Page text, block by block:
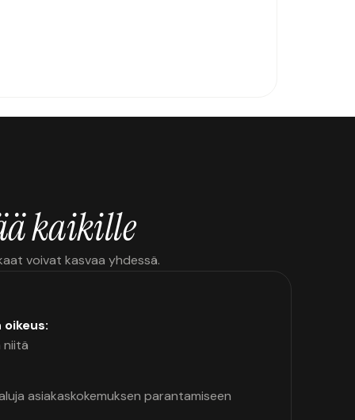
kaikille
voivat kasvaa yhdessä.
niitä
asiakaskokemuksen parantamiseen